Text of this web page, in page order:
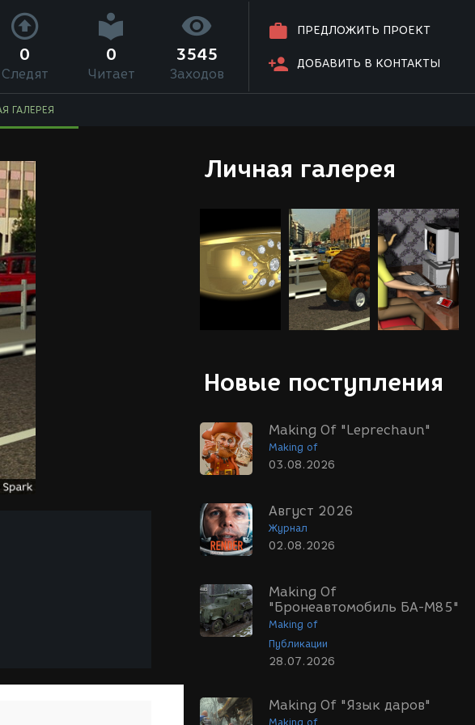
ПРЕДЛОЖИТЬ ПРОЕКТ
ДОБАВИТЬ В КОНТАКТЫ
0
Следят
0
Читает
3545
Заходов
ГАЛЕРЕЯ
Личная галерея
Новые поступления
Making Of "Leprechaun"
Making of
03.08.2026
Август 2026
Журнал
02.08.2026
Making Of
"Бронеавтомобиль БА-М85"
Making of
Публикации
28.07.2026
Making Of "Язык даров"
Making of